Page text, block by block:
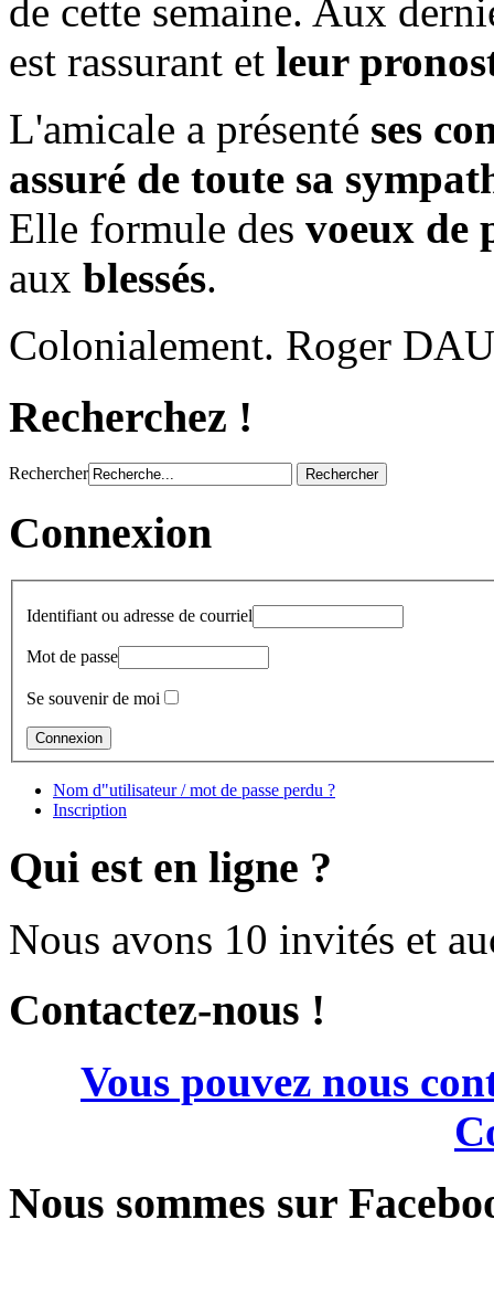
de cette semaine. Aux
est rassurant et leur
L'amicale a présenté ses
assuré de toute sa
Elle formule des voeux de
aux blessés.
Colonialement. Roger
Recherchez !
Rechercher
Connexion
Identifiant ou adresse de courriel
Mot de passe
Se souvenir de moi
Nom d"utilisateur / mot de passe perdu ?
Inscription
Qui est en ligne ?
Nous avons 10 invités et
Contactez-nous !
Vous pouvez nous
Nous sommes sur